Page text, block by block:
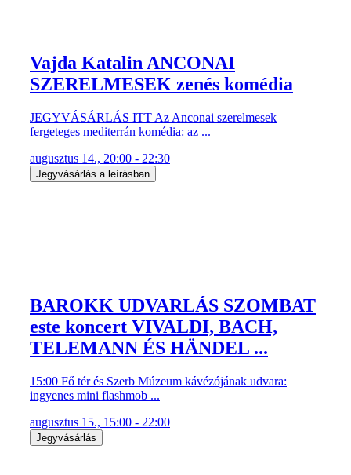
Vajda Katalin ANCONAI
SZERELMESEK zenés komédia
JEGYVÁSÁRLÁS ITT Az Anconai szerelmesek
fergeteges mediterrán komédia: az ...
augusztus 14., 20:00 - 22:30
Jegyvásárlás a leírásban
BAROKK UDVARLÁS SZOMBAT
este koncert VIVALDI, BACH,
TELEMANN ÉS HÄNDEL ...
15:00 Fő tér és Szerb Múzeum kávézójának udvara:
ingyenes mini flashmob ...
augusztus 15., 15:00 - 22:00
Jegyvásárlás